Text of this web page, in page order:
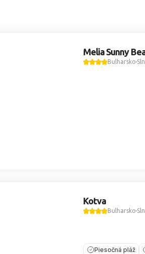
Melia Sunny
Bulharsko
Kotva
Bulharsko
Piesočná pláž